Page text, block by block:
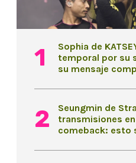
Sophia de
temporal por su
su mensaje
Seungmin de
transmisiones
comeback: esto